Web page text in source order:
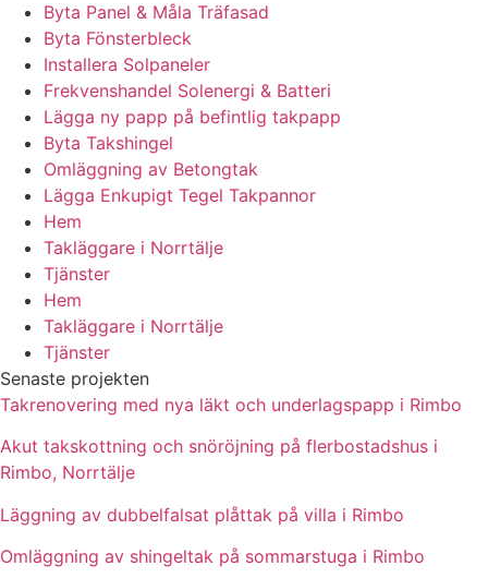
Byta Panel & Måla Träfasad
Byta Fönsterbleck
Installera Solpaneler
Frekvenshandel Solenergi & Batteri
Lägga ny papp på befintlig takpapp
Byta Takshingel
Omläggning av Betongtak
Lägga Enkupigt Tegel Takpannor
Hem
Takläggare i Norrtälje
Tjänster
Hem
Takläggare i Norrtälje
Tjänster
Senaste projekten
Takrenovering med nya läkt och underlagspapp i Rimbo
Akut takskottning och snöröjning på flerbostadshus i
Rimbo, Norrtälje
Läggning av dubbelfalsat plåttak på villa i Rimbo
Omläggning av shingeltak på sommarstuga i Rimbo